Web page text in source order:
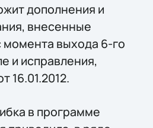
дополнения и
внесенные
момента выхода 6-го
и исправления,
16.01.2012.
в программе